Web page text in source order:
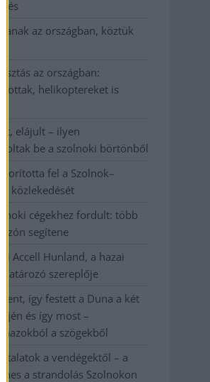
az országban, köztük
az országban:
helikoptereket is
elájult – ilyen
be a szolnoki börtönből
borította fel a Szolnok–
közlekedését
cégekhez fordult: több
segítene
Accell Hunland, a hazai
szereplője
lent, így festett a Duna a két
és így most –
a szögekből
a vendégektől – a
a strandolás Szolnokon